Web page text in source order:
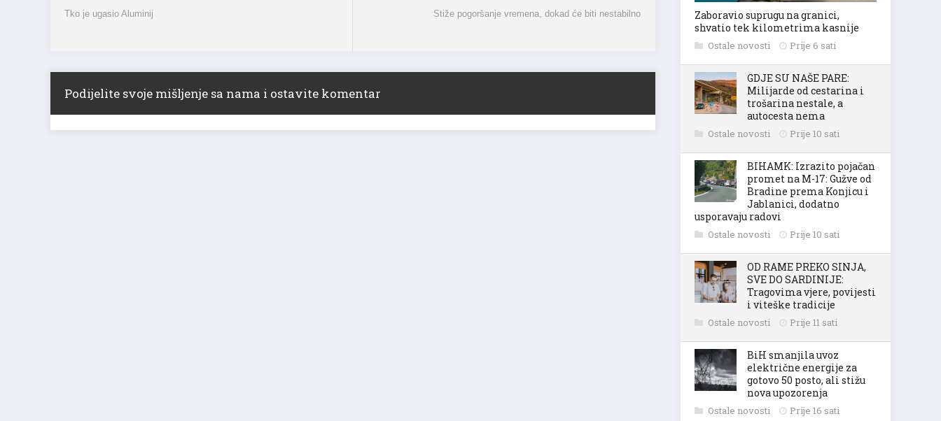
Podijelite svoje mišljenje sa nama i ostavite komentar
Zaboravio suprugu na granici,
shvatio tek kilometrima kasnije
Ostale novosti Prije 6 sati
GDJE SU NAŠE PARE:
Milijarde od cestarina i
trošarina nestale, a
autocesta nema
Ostale novosti Prije 10 sati
BIHAMK: Izrazito pojačan
promet na M-17: Gužve od
Bradine prema Konjicu i
Jablanici, dodatno
usporavaju radovi
Ostale novosti Prije 10 sati
OD RAME PREKO SINJA,
SVE DO SARDINIJE:
Tragovima vjere, povijesti
i viteške tradicije
Ostale novosti Prije 11 sati
BiH smanjila uvoz
električne energije za
gotovo 50 posto, ali stižu
nova upozorenja
Ostale novosti Prije 16 sati